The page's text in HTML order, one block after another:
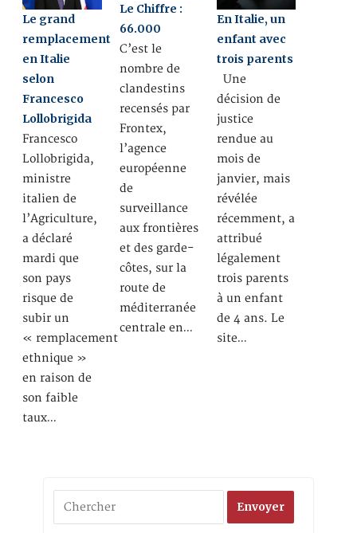
Le grand
remplacement
en Italie
selon
Francesco
Lollobrigida
Francesco
Lollobrigida,
ministre
italien de
l’Agriculture,
a déclaré
mardi que
son pays
risque de
subir un
« remplacement
ethnique »
en raison de
son faible
taux…
Le Chiffre :
66.000
C’est le
nombre de
clandestins
recensés par
Frontex,
l’agence
européenne
de
surveillance
aux frontières
et des garde-
côtes, sur la
route de
méditerranée
centrale en…
En Italie, un
enfant avec
trois parents
Une
décision de
justice
rendue au
mois de
janvier, mais
révélée
récemment, a
attribué
légalement
trois parents
à un enfant
de 4 ans. Le
site…